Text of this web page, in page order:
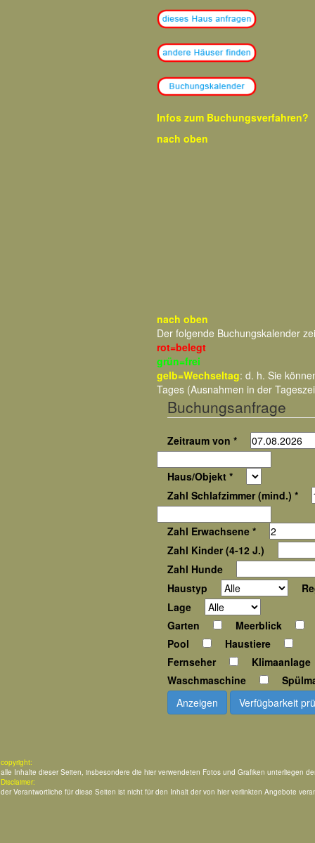
Infos zum Buchungsverfahren?
nach oben
nach oben
Der folgende Buchungskalender
rot=belegt
grün=frei
gelb=Wechseltag: d. h. Sie
Tages (Ausnahmen in der
Buchungsanfrage
Zeitraum von *
Haus/Objekt *
Zahl Schlafzimmer (mind.) *
Zahl Erwachsene *
Zahl Kinder (4-12 J.)
Zahl Hunde
Haustyp
Lage
Garten
Meerblick
Pool
Haustiere
Fernseher
Klimaanlage
Waschmaschine
Anzeigen
Verfügbarkeit
copyright:
alle Inhalte dieser Seiten, insbesondere die hier verwendeten Fotos und Grafiken unterliegen
Disclaimer:
der Verantwortliche für diese Seiten ist nicht für den Inhalt der von hier verlinkten Angebote